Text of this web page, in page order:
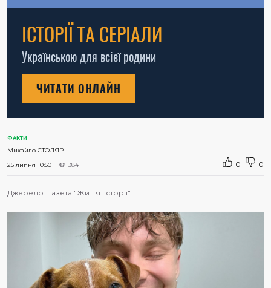
ІСТОРІЇ ТА СЕРІАЛИ
Українською для всієї родини
ЧИТАТИ ОНЛАЙН
ФАКТИ
Михайло СТОЛЯР
25 липня 10:50
384 0 0
Джерело: Газета "Життя. Історії"